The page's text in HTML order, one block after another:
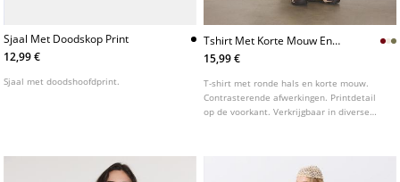
Sjaal Met Doodskop Print
12,99 €
Sjaal met doodshoofdprint.
Tshirt Met Korte Mouw En
Print
15,99 €
T-shirt met ronde hals en korte mouw.
Contrasterende afwerkingen. Printdetail
op de voorkant. Verkrijgbaar in diverse